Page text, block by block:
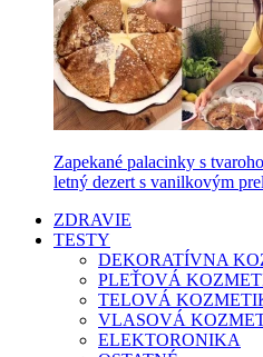
Zapekané palacinky s
letný dezert s vanilkovým
ZDRAVIE
TESTY
DEKORATÍVNA
PLEŤOVÁ
TELOVÁ
VLASOVÁ
ELEKTORONIKA